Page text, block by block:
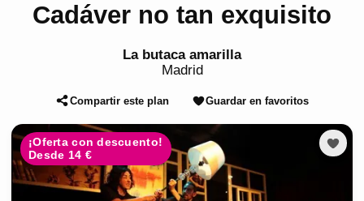
Cadáver no tan exquisito
La butaca amarilla
Madrid
Compartir este plan Guardar en favoritos
¡Oferta con descuento!
Desde 14 €